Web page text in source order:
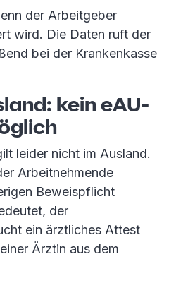
der Arbeitgeber
wird. Die Daten ruft der
bei der Krankenkasse
kein eAU-
leider nicht im Ausland.
Arbeitnehmende
Beweispflicht
der
ein ärztliches Attest
Ärztin aus dem